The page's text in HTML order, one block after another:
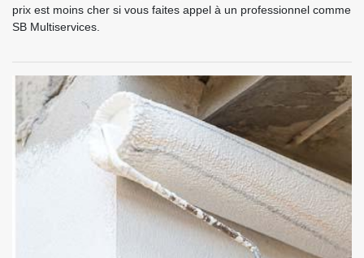
prix est moins cher si vous faites appel à un professionnel comme
SB Multiservices.